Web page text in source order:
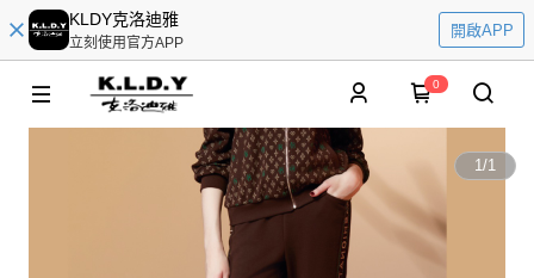
KLDY克洛迪雅
立刻使用官方APP
開啟APP
0
1/1